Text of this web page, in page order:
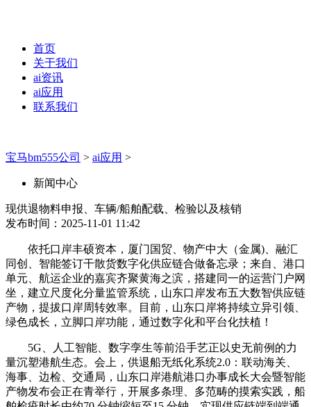
首页
关于我们
ai资讯
ai应用
联系我们
宝马bm555公司 > ai应用 >
新闻中心
现供退物料申报、车辆/船舶配载、检验以及核销
发布时间：2025-11-01 11:42
依托口岸丰硕资本，厦门国贸、物产中大（金属)、融汇
同创、智能签订干散货数字化供应链合做备忘录；来自、港口
单元、航运企业的嘉宾齐聚黄海之滨，搭建同一的运营门户网
坐，建立尺度化分量监管系统，山东口岸发布五大数智供应链
产物，提拔口岸周转效率。目前，山东口岸将持续立异引领、
绿色成长，立脚口岸功能，通过数字化和平台化扶植！
5G、人工智能、数字孪生等前沿手艺正以史无前例的力
量沉塑港航生态。会上，供退船无纸化系统2.0：联动海关、
海事、边检、交通局，山东口岸港航港口办事成长大会暨智能
产物发布会正在青举行，开展多条理、多范畴的摸索实践，船